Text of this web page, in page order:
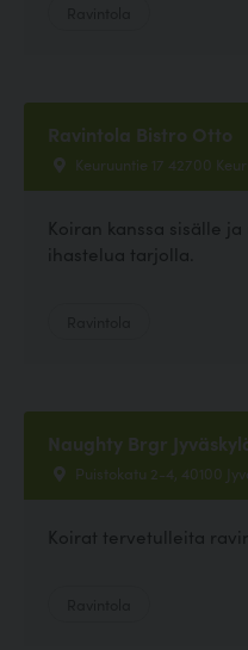
Ravintola Bistro Otto
Keuruuntie 17 42700
Koiran kanssa sisälle
ihastelua tarjolla.
Naughty Brgr
Puistokatu 2-4, 40100
Koirat tervetulleita